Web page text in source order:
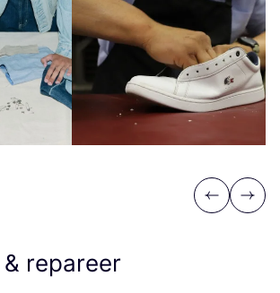
Previous
Next
& repareer